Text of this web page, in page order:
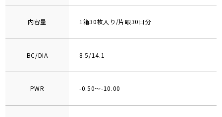
内容量 1箱30枚入り/片眼30日分
BC/DIA 8.5/14.1
PWR -0.50～-10.00